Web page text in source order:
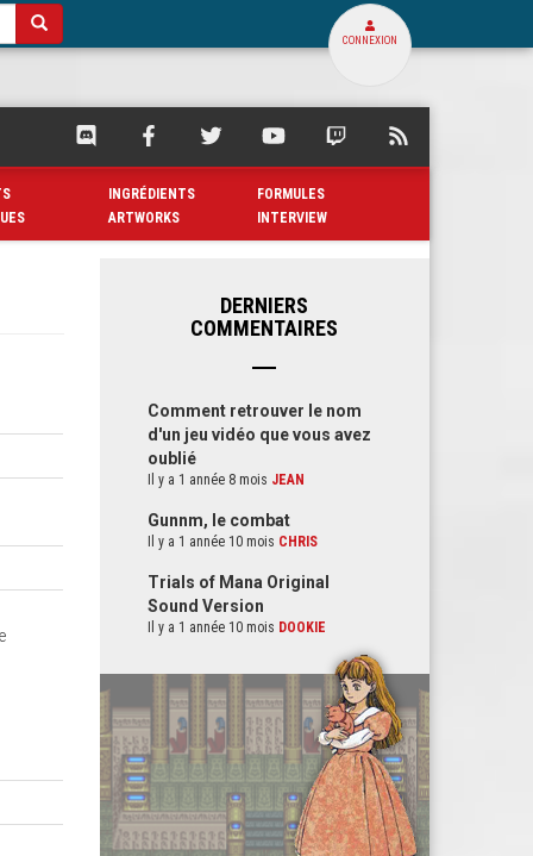
CONNEXION
SQUARE
SUR
DISCORD
SQUARE
SUR
FACEBOOK
SQUARE
TWITTER
SQUARE
SUR
YOUTUBE
SQUARE
INGRÉDIENTS
FORMULES
ARTWORKS INTERVIEW
DERNIERS
COMMENTAIRES
Comment retrouver le nom
d'un jeu vidéo que vous avez
oublié
Il y a 1 année 8 mois JEAN
Gunnm, le combat
Il y a 1 année 10 mois CHRIS
Trials of Mana Original
Sound Version
Il y a 1 année 10 mois DOOKIE